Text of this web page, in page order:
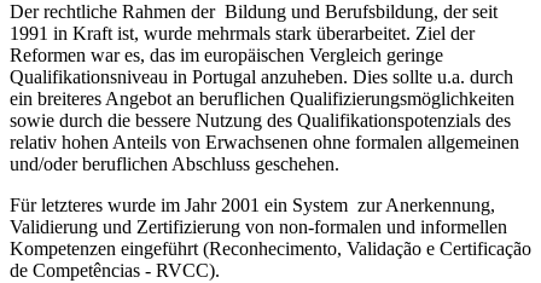
Der rechtliche Rahmen der Bildung und Berufsbildung, der seit
1991 in Kraft ist, wurde mehrmals stark überarbeitet. Ziel der
Reformen war es, das im europäischen Vergleich geringe
Qualifikationsniveau in Portugal anzuheben. Dies sollte u.a. durch
ein breiteres Angebot an beruflichen Qualifizierungsmöglichkeiten
sowie durch die bessere Nutzung des Qualifikationspotenzials des
relativ hohen Anteils von Erwachsenen ohne formalen allgemeinen
und/oder beruflichen Abschluss geschehen.
Für letzteres wurde im Jahr 2001 ein System zur Anerkennung,
Validierung und Zertifizierung von non-formalen und informellen
Kompetenzen eingeführt (Reconhecimento, Validação e Certificação
de Competências - RVCC).